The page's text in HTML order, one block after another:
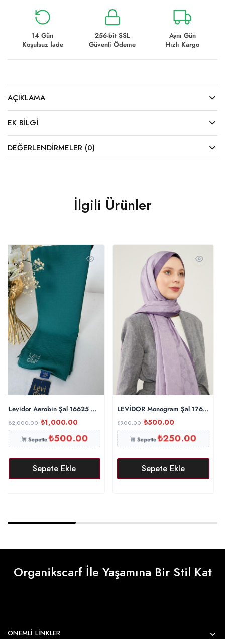
14 Gün
Koşulsuz İade
256-bit SSL
Güvenli Ödeme
Aynı Gün
Hızlı Kargo
AÇIKLAMA
EK BILGI
DEĞERLENDIRMELER (0)
İlgili Ürünler
Levidor Aerobin Şal 16625 – Yeşil
₺2,000.00 ₺1,000.00
Sepette₺500.00
Sepete Ekle
LEVİDOR Monogram Şal 17657 –
₺900.00 ₺500.00
Sepette₺250.00
Sepete Ekle
Organikscarf İle Yaşamına Bir Stil Kat
ÖNEMLI LINKLER